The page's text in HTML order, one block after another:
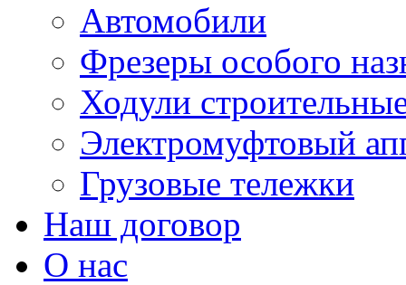
Автомобили
Фрезеры особого
Ходули
Электромуфтовый
Грузовые тележки
Наш договор
О нас